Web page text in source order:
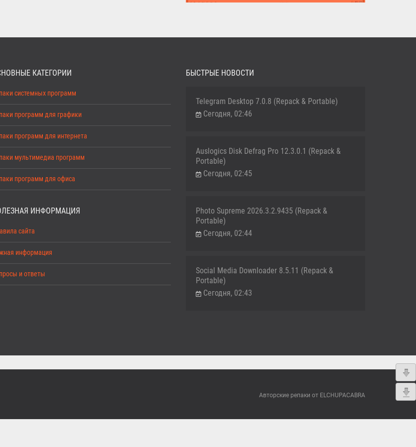
КАТЕГОРИИ
системных программ
программ для графики
программ для интернета
мультимедиа программ
программ для офиса
ИНФОРМАЦИЯ
сайта
информация
и ответы
БЫСТРЫЕ НОВОСТИ
Telegram Desktop 7.0.8 (Repack & Portable)
Сегодня, 02:46
Auslogics Disk Defrag Pro 12.3.0.1 (Repack &
Portable)
Сегодня, 02:45
Photo Supreme 2026.3.2.9435 (Repack &
Portable)
Сегодня, 02:44
Social Media Downloader 8.5.11 (Repack &
Portable)
Сегодня, 02:43
Авторские репаки от ELCHUPACABRA